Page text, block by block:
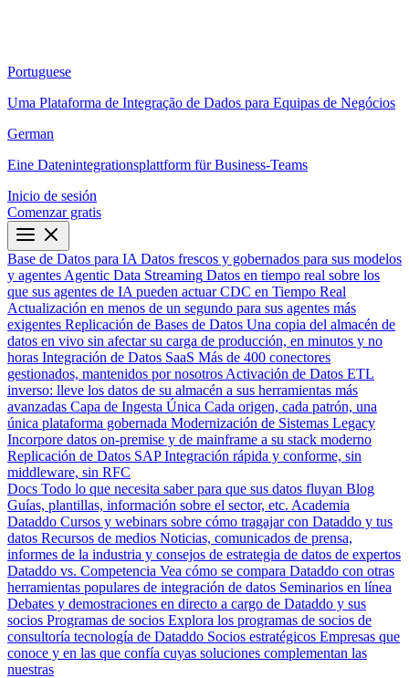
Portuguese
Uma Plataforma de Integração de Dados para Equipas de Negócios
German
Eine Datenintegrationsplattform für Business-Teams
Inicio de sesión
Comenzar gratis
Base de Datos para IA Datos frescos y gobernados para sus modelos
y agentes Agentic Data Streaming Datos en tiempo real sobre los
que sus agentes de IA pueden actuar CDC en Tiempo Real
Actualización en menos de un segundo para sus agentes más
exigentes Replicación de Bases de Datos Una copia del almacén de
datos en vivo sin afectar su carga de producción, en minutos y no
horas Integración de Datos SaaS Más de 400 conectores
gestionados, mantenidos por nosotros Activación de Datos ETL
inverso: lleve los datos de su almacén a sus herramientas más
avanzadas Capa de Ingesta Única Cada origen, cada patrón, una
única plataforma gobernada Modernización de Sistemas Legacy
Incorpore datos on-premise y de mainframe a su stack moderno
Replicación de Datos SAP Integración rápida y conforme, sin
middleware, sin RFC
Docs Todo lo que necesita saber para que sus datos fluyan Blog
Guías, plantillas, información sobre el sector, etc. Academia
Dataddo Cursos y webinars sobre cómo tragajar con Dataddo y tus
datos Recursos de medios Noticias, comunicados de prensa,
informes de la industria y consejos de estrategia de datos de expertos
Dataddo vs. Competencia Vea cómo se compara Dataddo con otras
herramientas populares de integración de datos Seminarios en línea
Debates y demostraciones en directo a cargo de Dataddo y sus
socios Programas de socios Explora los programas de socios de
consultoría tecnología de Dataddo Socios estratégicos Empresas que
conoce y en las que confía cuyas soluciones complementan las
nuestras